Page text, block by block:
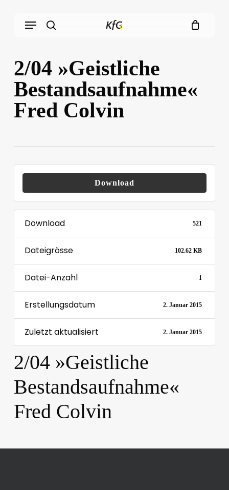
Menu
2/04 »Geistliche
Bestandsaufnahme«
Fred Colvin
Download
Download 521
Dateigrösse 102.62 KB
Datei-Anzahl 1
Erstellungsdatum 2. Januar 2015
Zuletzt aktualisiert 2. Januar 2015
2/04 »Geistliche
Bestandsaufnahme«
Fred Colvin